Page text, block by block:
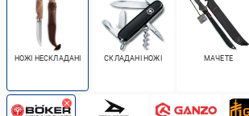
НОЖІ НЕСКЛАДАНІ СКЛАДАНІ НОЖІ МАЧЕТЕ